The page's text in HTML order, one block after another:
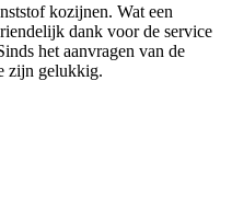
kozijnen. Wat een
dank voor de service
het aanvragen van de
zijn gelukkig.